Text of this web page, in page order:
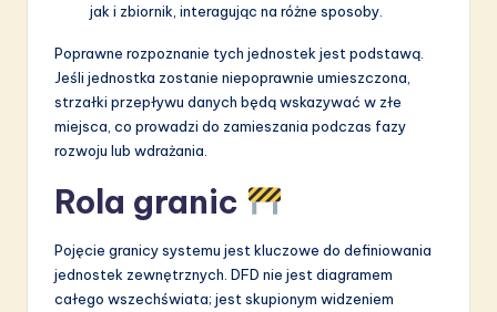
jak i zbiornik, interagując na różne sposoby.
Poprawne rozpoznanie tych jednostek jest podstawą.
Jeśli jednostka zostanie niepoprawnie umieszczona,
strzałki przepływu danych będą wskazywać w złe
miejsca, co prowadzi do zamieszania podczas fazy
rozwoju lub wdrażania.
Rola granic
Pojęcie granicy systemu jest kluczowe do definiowania
jednostek zewnętrznych. DFD nie jest diagramem
całego wszechświata; jest skupionym widzeniem